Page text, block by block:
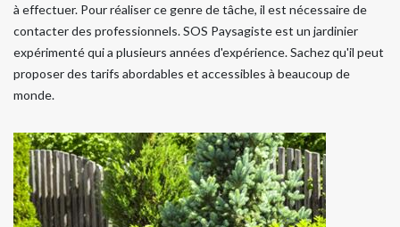
à effectuer. Pour réaliser ce genre de tâche, il est nécessaire de
contacter des professionnels. SOS Paysagiste est un jardinier
expérimenté qui a plusieurs années d'expérience. Sachez qu'il peut
proposer des tarifs abordables et accessibles à beaucoup de
monde.